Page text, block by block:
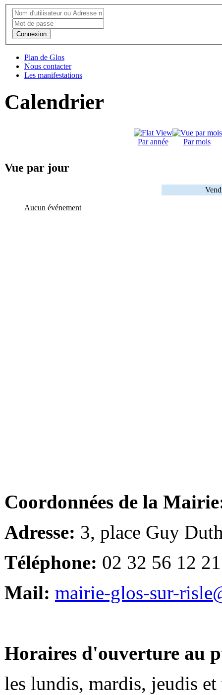
Connexion
Plan de Glos
Nous contacter
Les manifestations
Calendrier
Par année Par mois
Vue par jour
Aucun événement
Coordonnées de la
Adresse: 3, place Guy
Téléphone: 02 32 56 12 21
Mail: mairie-glos-sur-
Horaires d'ouverture au
les lundis, mardis, jeudis et